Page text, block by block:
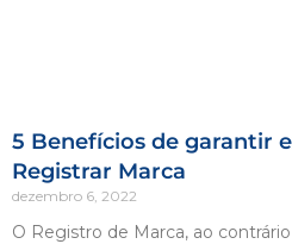
5 Benefícios de garantir
Registrar Marca
dezembro 6, 2022
O Registro de Marca, ao